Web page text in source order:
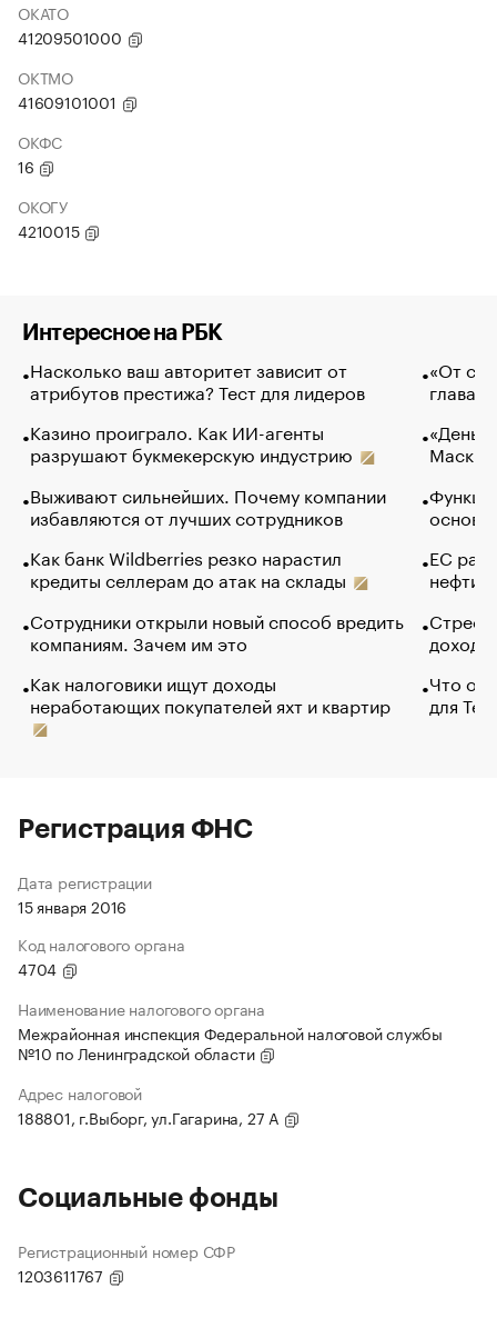
ОКАТО
41209501000
ОКТМО
41609101001
ОКФС
16
ОКОГУ
4210015
Интересное на РБК
Насколько ваш авторитет зависит от
атрибутов престижа? Тест для лидеров
Казино проиграло. Как ИИ-агенты
разрушают букмекерскую индустрию
Выживают сильнейших. Почему компании
избавляются от лучших сотрудников
Как банк Wildberries резко нарастил
кредиты селлерам до атак на склады
Сотрудники открыли новый способ вредить
компаниям. Зачем им это
Как налоговики ищут доходы
неработающих покупателей яхт и квартир
«От
глава
Маск в
основ
ЕС
нефти
Что
для
Регистрация ФНС
Дата регистрации
15 января 2016
Код налогового органа
4704
Наименование налогового органа
Межрайонная инспекция Федеральной налоговой службы
№10 по Ленинградской области
Адрес налоговой
188801, г.Выборг, ул.Гагарина, 27 А
Социальные фонды
Регистрационный номер СФР
1203611767